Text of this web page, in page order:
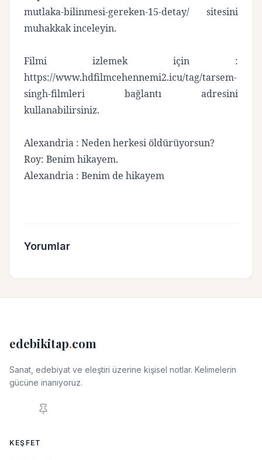
mutlaka-bilinmesi-gereken-15-detay/ sitesini
muhakkak inceleyin.
Filmi izlemek için :
https://www.hdfilmcehennemi2.icu/tag/tarsem-
singh-filmleri bağlantı adresini
kullanabilirsiniz.
Alexandria : Neden herkesi öldürüyorsun?
Roy: Benim hikayem.
Alexandria : Benim de hikayem
Yorumlar
edebikitap.com
Sanat, edebiyat ve eleştiri üzerine kişisel notlar. Kelimelerin
gücüne inanıyoruz.
KEŞFET